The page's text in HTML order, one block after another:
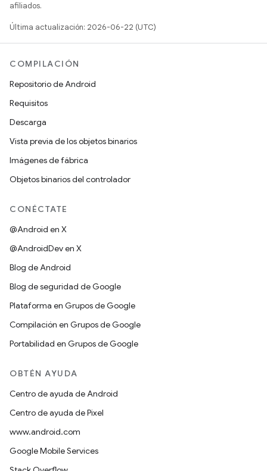
afiliados.
Última actualización: 2026-06-22 (UTC)
COMPILACIÓN
Repositorio de Android
Requisitos
Descarga
Vista previa de los objetos binarios
Imágenes de fábrica
Objetos binarios del controlador
CONÉCTATE
@Android en X
@AndroidDev en X
Blog de Android
Blog de seguridad de Google
Plataforma en Grupos de Google
Compilación en Grupos de Google
Portabilidad en Grupos de Google
OBTÉN AYUDA
Centro de ayuda de Android
Centro de ayuda de Pixel
www.android.com
Google Mobile Services